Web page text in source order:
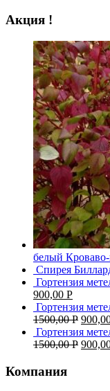
Акция !
белый
Спирея
Гортензия
900,00 Р
Гортензия
1500,00Р
Гортензия
1500,00Р
Компания